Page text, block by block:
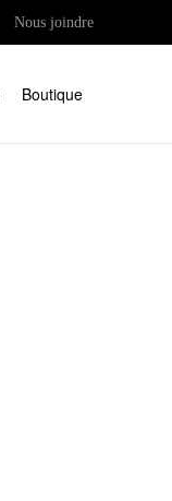
Nous joindre
Boutique